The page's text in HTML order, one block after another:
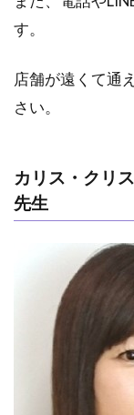
す。
店舗が遠くて通
さい。
カリス・クリ
先生